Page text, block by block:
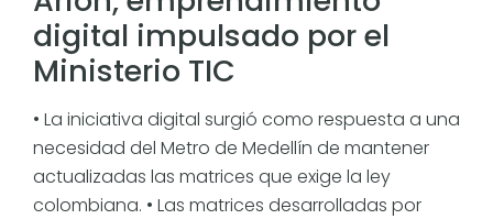
digital impulsado por el
Ministerio TIC
• La iniciativa digital surgió como respuesta a una
necesidad del Metro de Medellín de mantener
actualizadas las matrices que exige la ley
colombiana. • Las matrices desarrolladas por